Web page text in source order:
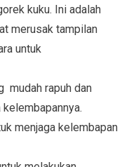
kuku. Ini adalah
merusak tampilan
untuk
mudah rapuh dan
kelembapannya.
menjaga kelembapan